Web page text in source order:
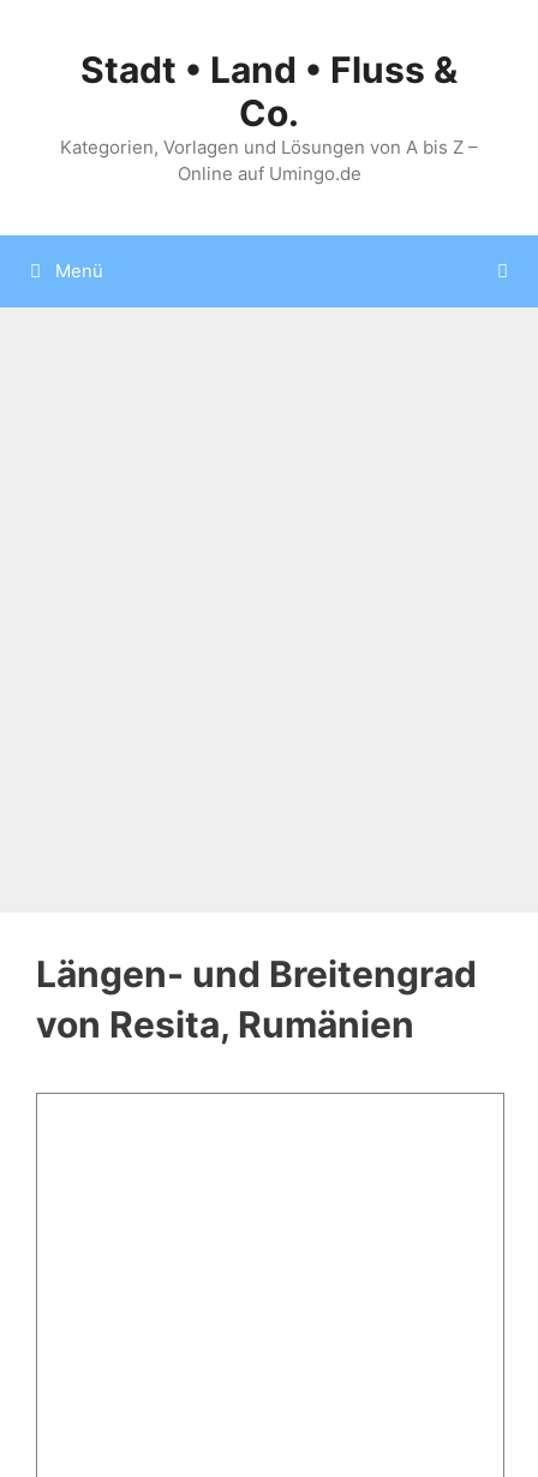
springenStadt • Land • Fluss &
Co.
Kategorien, Vorlagen und Lösungen von A bis Z –
Online auf Umingo.de
Menü
Längen- und Breitengrad
von Resita, Rumänien